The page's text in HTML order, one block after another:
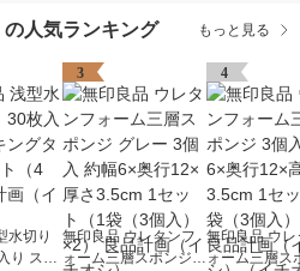
人気ランキング もっと見る
水切り
り スト
3
無印良品 ウレタンフ
ォーム三層スポンジ
4
無印良品 ウレ
ォーム三層ス